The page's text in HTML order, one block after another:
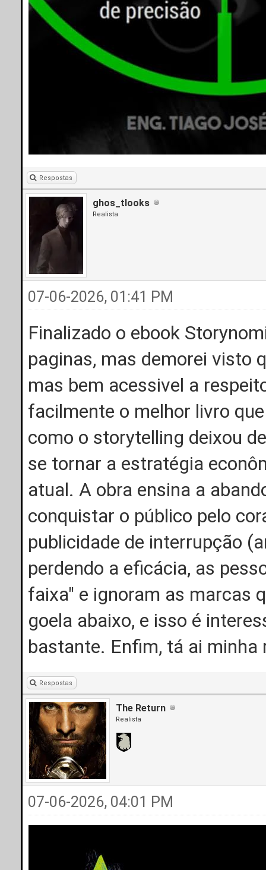
Respostas
ghos_tlooks
Realista
07-06-2026, 01:41 PM
Finalizado o ebook
paginas, mas demorei visto
mas bem acessivel a
facilmente o melhor livro
como o storytelling deixou
se tornar a estratégia
atual. A obra ensina a
conquistar o público pelo
publicidade de interrupção
perdendo a eficácia, as
faixa" e ignoram as marcas
goela abaixo, e isso é
bastante. Enfim, tá ai minha
Respostas
The Return
Realista
07-06-2026, 04:01 PM